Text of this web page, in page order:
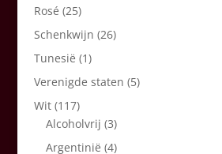
Rosé (25)
Schenkwijn (26)
Tunesië (1)
Verenigde staten (5)
Wit (117)
Alcoholvrij (3)
Argentinië (4)